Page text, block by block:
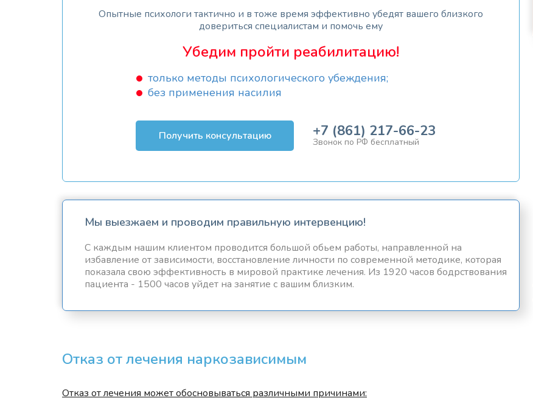
Опытные психологи тактично и в тоже время эффективно убедят вашего близкого
довериться специалистам и помочь ему
Убедим пройти реабилитацию!
только методы психологического убеждения;
без применения насилия
Получить консультацию +7 (861) 217-66-23
Звонок по РФ бесплатный
Мы выезжаем и проводим правильную интервенцию!
С каждым нашим клиентом проводится большой обьем работы, направленной на
избавление от зависимости, восстановление личности по современной методике, которая
показала свою эффективность в мировой практике лечения. Из 1920 часов бодрствования
пациента - 1500 часов уйдет на занятие с вашим близким.
Отказ от лечения наркозависимым
Отказ от лечения может обосновываться различными причинами: